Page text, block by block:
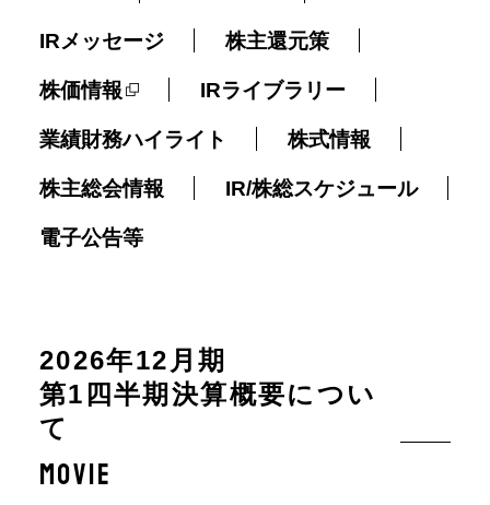
IRメッセージ 株主還元策
株価情報 IRライブラリー
業績財務ハイライト 株式情報
株主総会情報 IR/株総スケジュール
電子公告等
2026年12⽉期
第1四半期決算概要につい
て
movie